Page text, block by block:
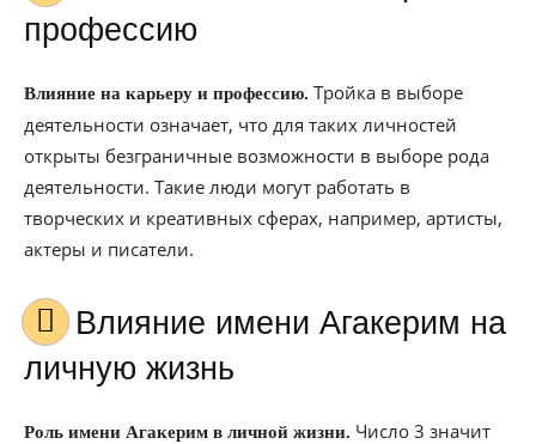
профессию
Влияние на карьеру и профессию. Тройка в выборе
деятельности означает, что для таких личностей
открыты безграничные возможности в выборе рода
деятельности. Такие люди могут работать в
творческих и креативных сферах, например, артисты,
актеры и писатели.
Влияние имени Агакерим на
личную жизнь
Роль имени Агакерим в личной жизни. Число 3 значит